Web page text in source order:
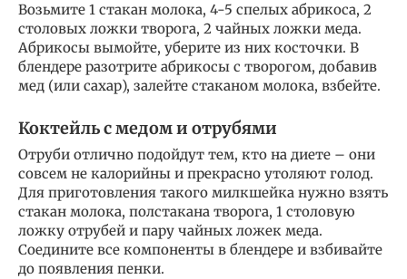
Возьмите 1 стакан молока, 4-5 спелых абрикоса, 2
столовых ложки творога, 2 чайных ложки меда.
Абрикосы вымойте, уберите из них косточки. В
блендере разотрите абрикосы с творогом, добавив
мед (или сахар), залейте стаканом молока, взбейте.
Коктейль с медом и отрубями
Отруби отлично подойдут тем, кто на диете – они
совсем не калорийны и прекрасно утоляют голод.
Для приготовления такого милкшейка нужно взять
стакан молока, полстакана творога, 1 столовую
ложку отрубей и пару чайных ложек меда.
Соедините все компоненты в блендере и взбивайте
до появления пенки.